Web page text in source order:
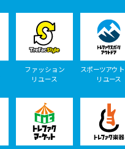
ファッション
リユース
スポーツアウ
リユース